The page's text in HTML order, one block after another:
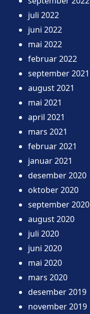
juli 2022
juni 2022
mai 2022
februar 2022
september 2021
august 2021
mai 2021
april 2021
mars 2021
februar 2021
januar 2021
desember 2020
oktober 2020
september 2020
august 2020
juli 2020
juni 2020
mai 2020
mars 2020
desember 2019
november 2019